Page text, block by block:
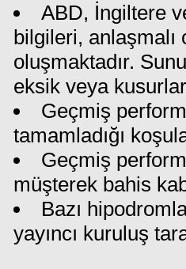
ABD, İngiltere
bilgileri, anlaşmalı
oluşmaktadır.
eksik veya
Geçmiş
tamamladığı
Geçmiş
müşterek bahis
Bazı
yayıncı kuruluş